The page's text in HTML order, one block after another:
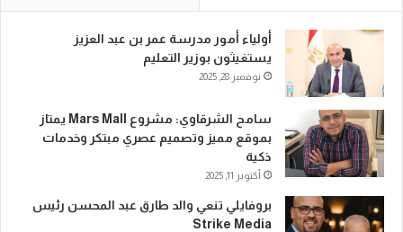
أولياء أمور مدرسة عمر بن عبد العزيز
يستغيثون بوزير التعليم
نوفمبر 28, 2025
سامح الشرقاوي: مشروع Mars Mall يمتاز
بموقع مميز وتصميم عصري مبتكر وخدمات
ذكية
أكتوبر 11, 2025
بروفايلي تنعي والد طارق عبد المحسن رئيس
Strike Media